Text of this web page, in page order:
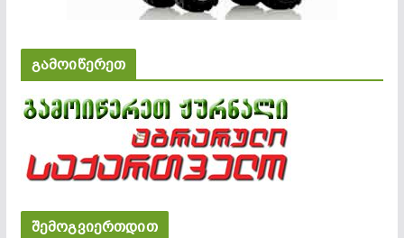
გამოიწერეთ
შემოგვიერთდით